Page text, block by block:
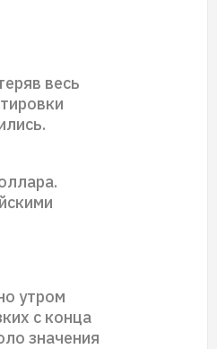
весь
утром
с конца
значения